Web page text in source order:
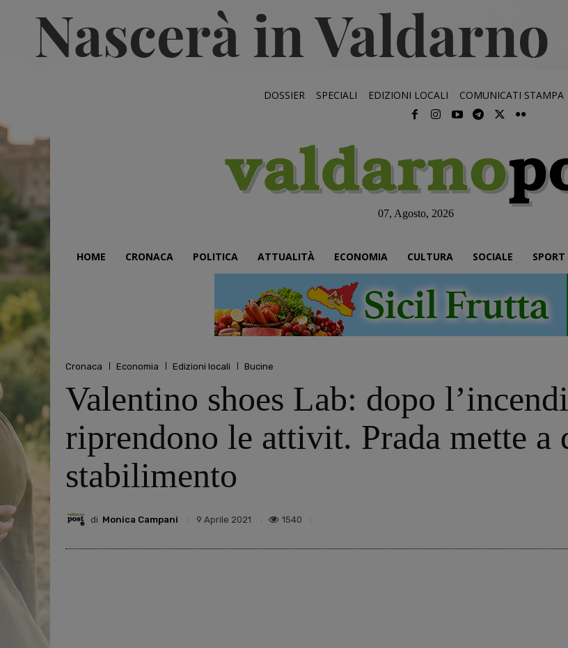
DOSSIER SPECIALI EDIZIONI LOCALI COMUNICATI STAMPA
07, Agosto, 2026
HOME CRONACA POLITICA ATTUALITÀ ECONOMIA CULTURA SOCIALE SPORT
Cronaca Economia Edizioni locali Bucine
Valentino shoes Lab: dopo
riprendono le attivit. Prada mette a
stabilimento
di Monica Campani 9 Aprile 2021 1540